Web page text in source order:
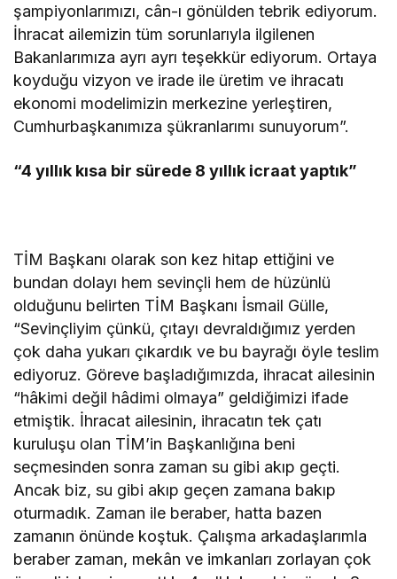
şampiyonlarımızı, cân-ı gönülden tebrik ediyorum.
İhracat ailemizin tüm sorunlarıyla ilgilenen
Bakanlarımıza ayrı ayrı teşekkür ediyorum. Ortaya
koyduğu vizyon ve irade ile üretim ve ihracatı
ekonomi modelimizin merkezine yerleştiren,
Cumhurbaşkanımıza şükranlarımı sunuyorum”.
“4 yıllık kısa bir sürede 8 yıllık icraat yaptık”
TİM Başkanı olarak son kez hitap ettiğini ve
bundan dolayı hem sevinçli hem de hüzünlü
olduğunu belirten TİM Başkanı İsmail Gülle,
“Sevinçliyim çünkü, çıtayı devraldığımız yerden
çok daha yukarı çıkardık ve bu bayrağı öyle teslim
ediyoruz. Göreve başladığımızda, ihracat ailesinin
“hâkimi değil hâdimi olmaya” geldiğimizi ifade
etmiştik. İhracat ailesinin, ihracatın tek çatı
kuruluşu olan TİM’in Başkanlığına beni
seçmesinden sonra zaman su gibi akıp geçti.
Ancak biz, su gibi akıp geçen zamana bakıp
oturmadık. Zaman ile beraber, hatta bazen
zamanın önünde koştuk. Çalışma arkadaşlarımla
beraber zaman, mekân ve imkanları zorlayan çok